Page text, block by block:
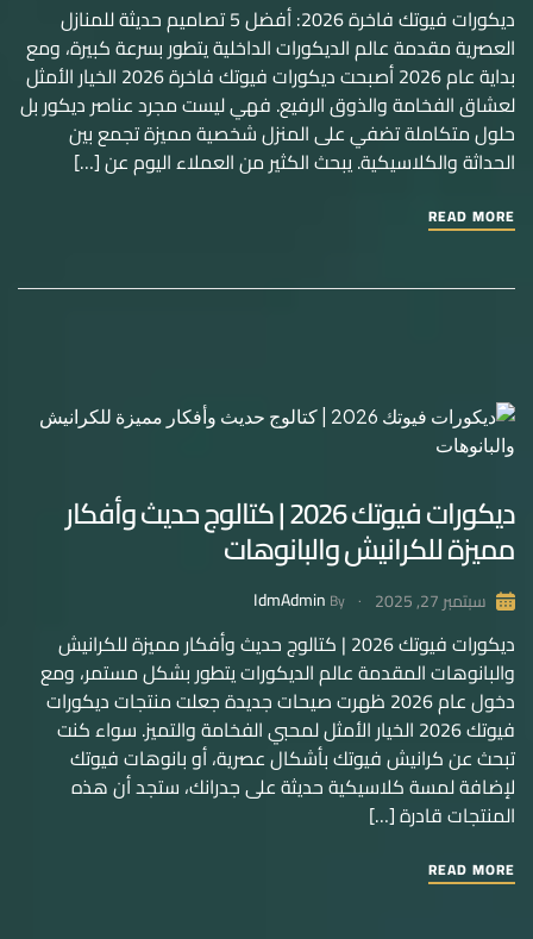
ديكورات فيوتك فاخرة 2026: أفضل 5 تصاميم حديثة للمنازل
العصرية مقدمة عالم الديكورات الداخلية يتطور بسرعة كبيرة، ومع
بداية عام 2026 أصبحت ديكورات فيوتك فاخرة 2026 الخيار الأمثل
لعشاق الفخامة والذوق الرفيع. فهي ليست مجرد عناصر ديكور بل
حلول متكاملة تضفي على المنزل شخصية مميزة تجمع بين
الحداثة والكلاسيكية. يبحث الكثير من العملاء اليوم عن […]
READ MORE
ديكورات فيوتك 2026 | كتالوج حديث وأفكار
مميزة للكرانيش والبانوهات
سبتمبر 27, 2025 By
IdmAdmin
ديكورات فيوتك 2026 | كتالوج حديث وأفكار مميزة للكرانيش
والبانوهات المقدمة عالم الديكورات يتطور بشكل مستمر، ومع
دخول عام 2026 ظهرت صيحات جديدة جعلت منتجات ديكورات
فيوتك 2026 الخيار الأمثل لمحبي الفخامة والتميز. سواء كنت
تبحث عن كرانيش فيوتك بأشكال عصرية، أو بانوهات فيوتك
لإضافة لمسة كلاسيكية حديثة على جدرانك، ستجد أن هذه
المنتجات قادرة […]
READ MORE